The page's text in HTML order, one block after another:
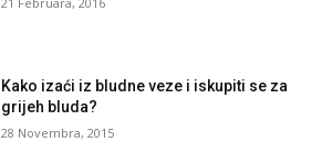
Kako izaći iz bludne veze i iskupiti se za
grijeh bluda?
28 Novembra, 2015